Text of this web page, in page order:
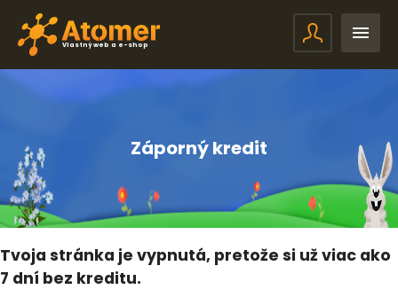
Vlastný web a e-shop
Záporný kredit
Tvoja stránka je vypnutá, pretože si už viac ako
7 dní bez kreditu.